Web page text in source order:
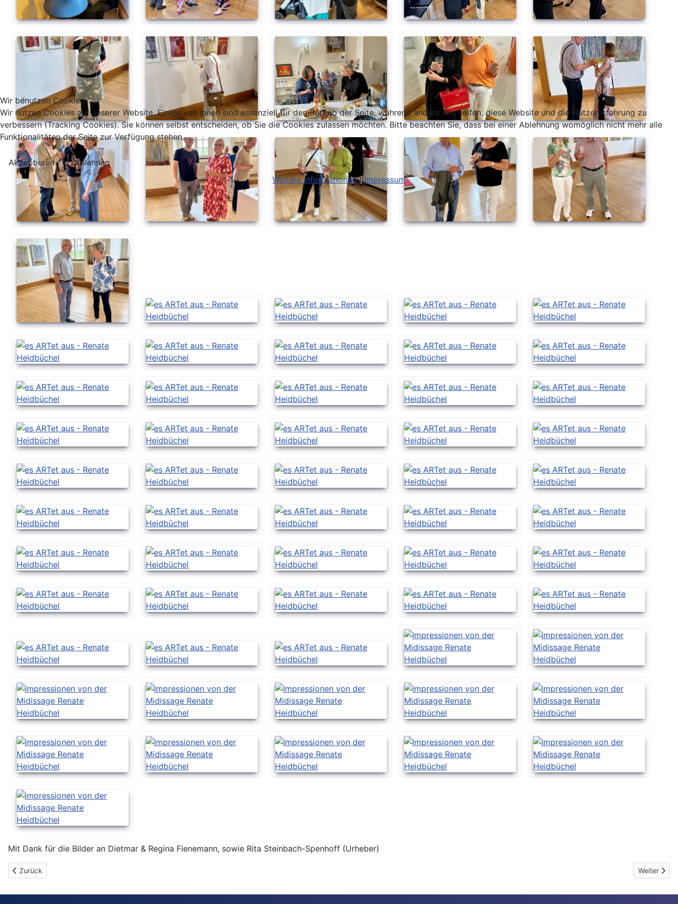
Mit Dank für die Bilder an Dietmar & Regina Fienemann, sowie Rita Steinbach-Spenhoff (Urheber)
Vorheriger Beitrag: Unsere Ausstellungen
Zurück Nächster
Weiter
Wir benutzen Cookies
Wir nutzen Cookies auf unserer Website. Einige von ihnen sind essenziell für den Betrieb der Seite, während andere uns helfen, diese Website und die Nutzererfahrung zu
verbessern (Tracking Cookies). Sie können selbst entscheiden, ob Sie die Cookies zulassen möchten. Bitte beachten Sie, dass bei einer Ablehnung womöglich nicht mehr alle
Funktionalitäten der Seite zur Verfügung stehen.
Akzeptieren
Ablehnen
Weitere Informationen|Impressum